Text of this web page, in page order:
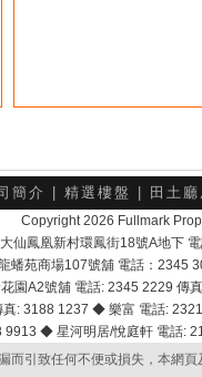
簡介 精選樓盤 田土
Copyright 2026 Fullmark
仙鳳凰新村環鳳街18號A地下
蟠苑商場107號舖 電話：2345
園A2號舖 電話: 2345 2229
真: 3188 1237 ◆ 樂富 電話:
9913 ◆ 星河明居/悅庭軒 電話
而引致任何不便或損失，本網